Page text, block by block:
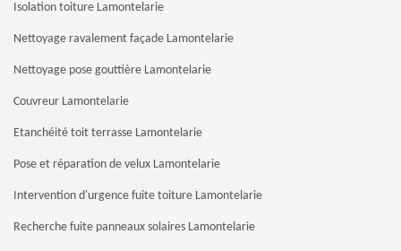
Isolation toiture Lamontelarie
Nettoyage ravalement façade Lamontelarie
Nettoyage pose gouttière Lamontelarie
Couvreur Lamontelarie
Etanchéité toit terrasse Lamontelarie
Pose et réparation de velux Lamontelarie
Intervention d'urgence fuite toiture Lamontelarie
Recherche fuite panneaux solaires Lamontelarie